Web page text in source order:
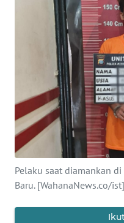
Pelaku saat diamankan
Baru. [WahanaNews.co/ist]
INFO
IKLAN
TENTANG
MEDIA